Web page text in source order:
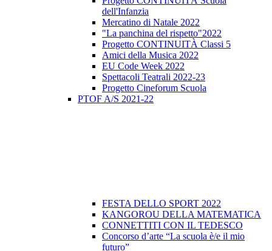
dell'Infanzia
Mercatino di Natale 2022
"La panchina del rispetto"2022
Progetto CONTINUITÀ Classi 5
Amici della Musica 2022
EU Code Week 2022
Spettacoli Teatrali 2022-23
Progetto Cineforum Scuola
PTOF A/S 2021-22
FESTA DELLO SPORT 2022
KANGOROU DELLA MATEMATICA
CONNETTITI CON IL TEDESCO
Concorso d’arte “La scuola è/e il mio
futuro”